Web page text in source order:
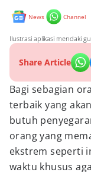
News Channel
Ilustrasi aplikasi mendaki
Share Article
Bagi sebagian
terbaik yang
butuh
orang yang
ekstrem seperti
waktu khusus